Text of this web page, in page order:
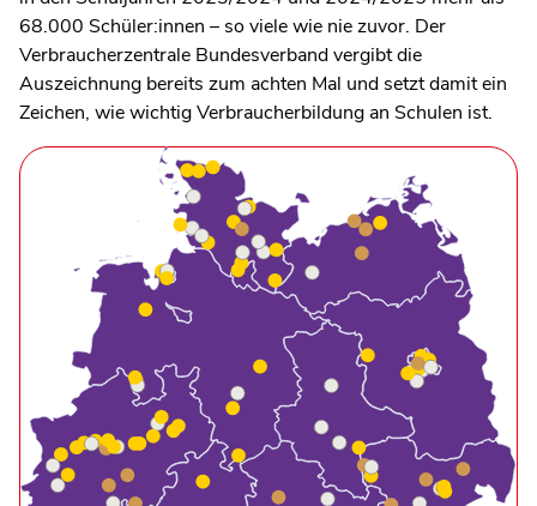
68.000 Schüler:innen – so viele wie nie zuvor. Der
Verbraucherzentrale Bundesverband vergibt die
Auszeichnung bereits zum achten Mal und setzt damit ein
Zeichen, wie wichtig Verbraucherbildung an Schulen ist.